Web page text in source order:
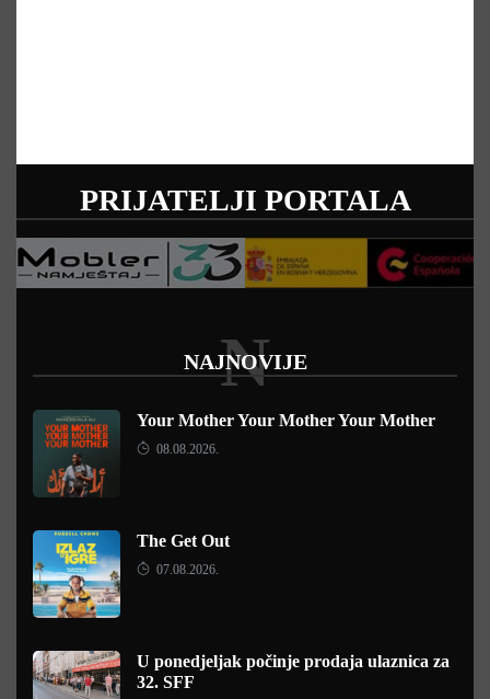
PRIJATELJI PORTALA
NAJNOVIJE
N
Your Mother Your Mother Your Mother
08.08.2026.
The Get Out
07.08.2026.
U ponedjeljak počinje prodaja ulaznica za
32. SFF